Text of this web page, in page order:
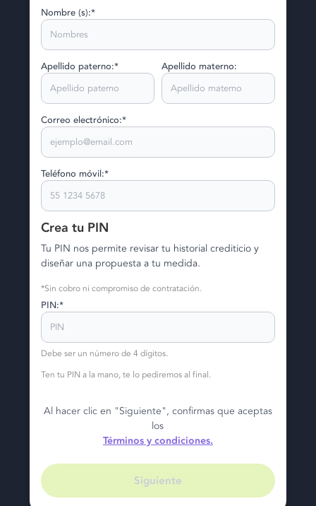
Nombre (s):*
Apellido paterno:* Apellido materno:
Correo electrónico:*
Teléfono móvil:*
Crea tu PIN
Tu PIN nos permite revisar tu historial crediticio y
diseñar una propuesta a tu medida.
*Sin cobro ni compromiso de contratación.
PIN:*
Debe ser un número de 4 dígitos.
Ten tu PIN a la mano, te lo pediremos al final.
Al hacer clic en "Siguiente", confirmas que aceptas
los
Términos y condiciones.
Siguiente